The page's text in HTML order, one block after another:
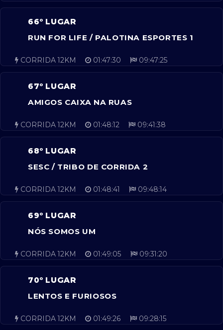
66º LUGAR
RUN FOR LIFE / PALOTINA ESPORTES 1
CORRIDA 12KM 01:47:30 09:47:25
67º LUGAR
AMIGOS CAIXA NA RUAS
CORRIDA 12KM 01:48:12 09:41:38
68º LUGAR
SESC / TRIBO DE CORRIDA 2
CORRIDA 12KM 01:48:41 09:48:14
69º LUGAR
NÓS SOMOS UM
CORRIDA 12KM 01:49:05 09:31:20
70º LUGAR
LENTOS E FURIOSOS
CORRIDA 12KM 01:49:26 09:28:15